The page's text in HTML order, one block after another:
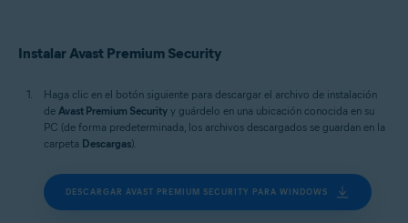
Apple macOS 12.x (Monterey)
Apple macOS 10.15.x (Catalina)
Apple macOS 10.14.x (Mojave)
Apple macOS 10.13.x (High Sierra)
Instalar Avast Premium Security
Haga clic en el botón siguiente para descargar el archivo de instalación
de Avast Premium Security y guárdelo en una ubicación conocida en su
PC (de forma predeterminada, los archivos descargados se guardan en la
carpeta Descargas).
DESCARGAR AVAST PREMIUM SECURITY PARA WINDOWS